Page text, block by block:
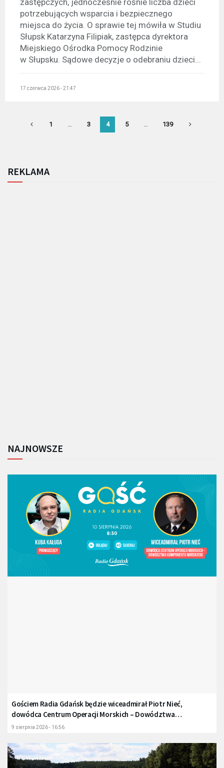
zastępczych, jednocześnie rośnie liczba dzieci
potrzebujących wsparcia i bezpiecznego
miejsca do życia. O sprawie tej mówiła w Studiu
Słupsk Katarzyna Filipiak, zastępca dyrektora
Miejskiego Ośrodka Pomocy Rodzinie
w Słupsku. Sądowe decyzje o odebraniu dzieci...
17 czerwca 2026 - 21:47
1 3 4 5 139
REKLAMA
NAJNOWSZE
Gościem Radia Gdańsk będzie wiceadmirał Piotr Nieć,
dowódca Centrum Operacji Morskich – Dowództwa
Komponentu Morskiego
9 sierpnia 2026 - 16:56